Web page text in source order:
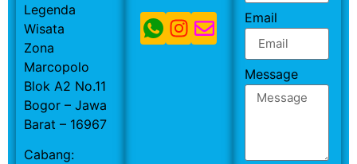
Legenda
Wisata
Zona
Marcopolo
Blok A2 No.11
Bogor – Jawa
Barat – 16967
Cabang:
Email
Message